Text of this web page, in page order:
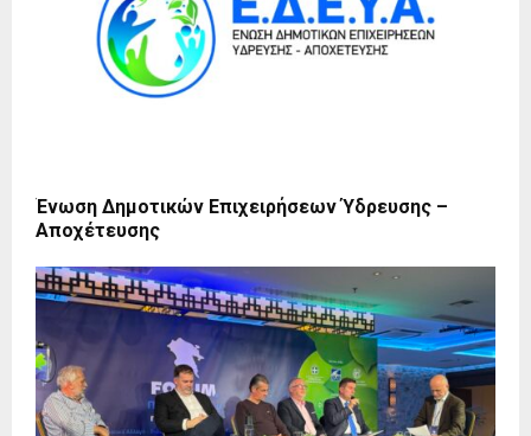
Ένωση Δημοτικών Επιχειρήσεων Ύδρευσης –
Αποχέτευσης